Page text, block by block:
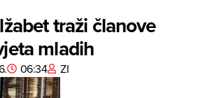
traži članove
mladih
06:34 ZI